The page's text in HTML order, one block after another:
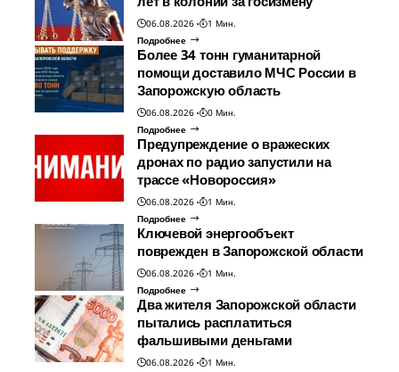
06.08.2026
1 Мин.
Подробнее
Более 34 тонн гуманитарной
помощи доставило МЧС России в
Запорожскую область
06.08.2026
0 Мин.
Подробнее
Предупреждение о вражеских
дронах по радио запустили на
трассе «Новороссия»
06.08.2026
1 Мин.
Подробнее
Ключевой энергообъект
поврежден в Запорожской области
06.08.2026
1 Мин.
Подробнее
Два жителя Запорожской области
пытались расплатиться
фальшивыми деньгами
06.08.2026
1 Мин.